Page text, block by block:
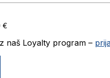
€
naš Loyalty program –